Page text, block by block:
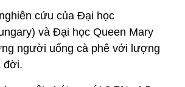
cứu của Đại học
và Đại học Queen Mary
người uống cà phê với lượng
đời.